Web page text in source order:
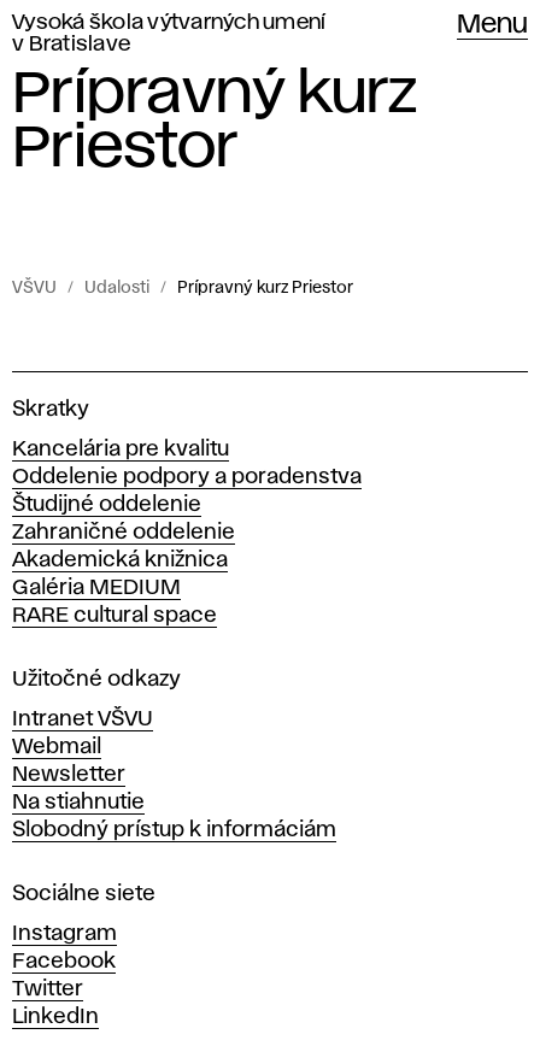
Vysoká škola výtvarných umení
v Bratislave
Menu
Prípravný kurz
Priestor
VŠVU Udalosti Prípravný kurz Priestor
r
í
p
r
a
v
n
ý
k
u
r
z
Vysokej
školy
výtvarných
umení
v Bratislave.
V
s
o
k
á
š
k
o
a
ý
t
v
a
r
ý
c
h
u
m
e
Skratky
Kancelária pre kvalitu
Oddelenie podpory a poradenstva
Študijné oddelenie
Zahraničné oddelenie
Akademická knižnica
Galéria MEDIUM
RARE cultural space
Užitočné odkazy
Intranet VŠVU
Webmail
Newsletter
Na stiahnutie
Slobodný prístup k informáciám
Sociálne siete
Instagram
Facebook
Twitter
LinkedIn